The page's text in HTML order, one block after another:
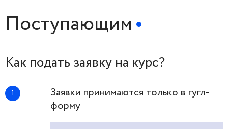
Поступающим
Как подать заявку на курс?
Заявки принимаются только в гугл-
форму